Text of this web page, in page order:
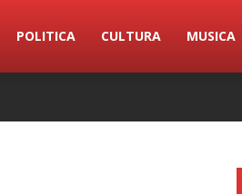
POLITICA CULTURA MUSICA